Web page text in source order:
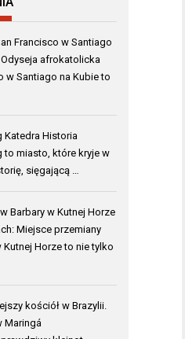
Francisco w Santiago
afrokatolicka
w Santiago na Kubie to
Katedra Historia
to miasto, które kryje w
sięgającą …
Barbary w Kutnej Horze
Miejsce przemiany
Kutnej Horze to nie tylko
kościół w Brazylii.
Maringá